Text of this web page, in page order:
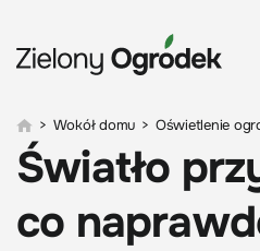
> Wokół domu > Oświetlenie
Światło
co